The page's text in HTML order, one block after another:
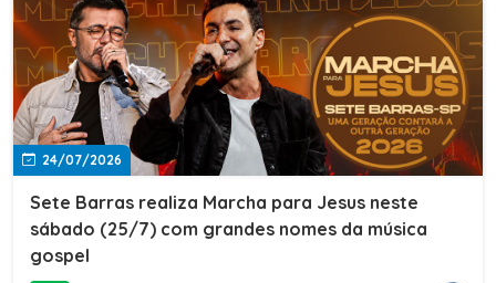
24/07/2026
Sete Barras realiza Marcha para Jesus neste
sábado (25/7) com grandes nomes da música
gospel